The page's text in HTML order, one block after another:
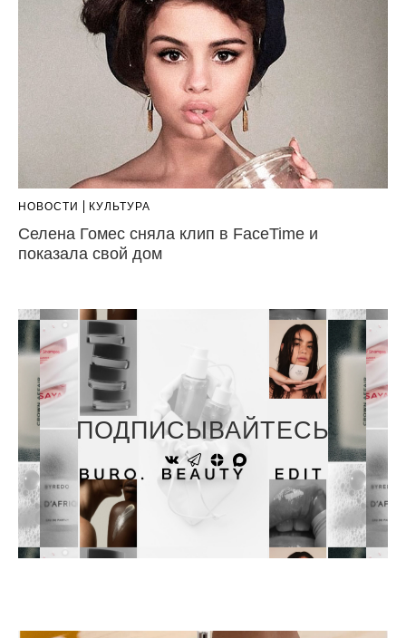
НОВОСТИ КУЛЬТУРА
Селена Гомес сняла клип в FaceTime и
показала свой дом
ПОДПИСЫВАЙТЕСЬ